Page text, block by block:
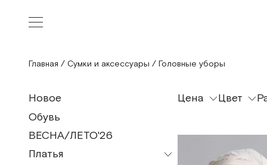
Главная / Сумки и аксессуары / Головные уборы
Новое
Обувь
ВЕСНА/ЛЕТО'26
Платья
Цена Цвет